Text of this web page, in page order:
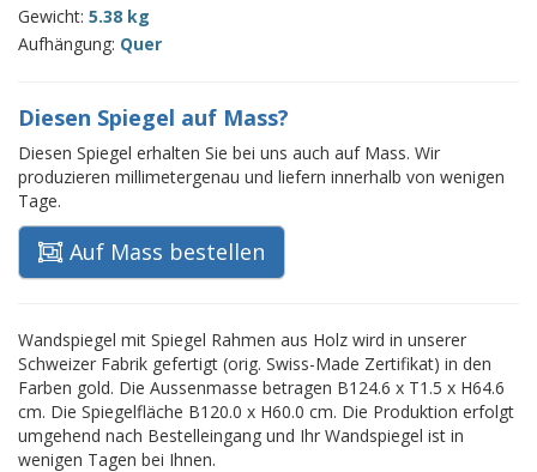
Gewicht: 5.38 kg
Aufhängung: Quer
Diesen Spiegel auf Mass?
Diesen Spiegel erhalten Sie bei uns auch auf Mass. Wir
produzieren millimetergenau und liefern innerhalb von wenigen
Tage.
Auf Mass bestellen
Wandspiegel mit Spiegel Rahmen aus Holz wird in unserer
Schweizer Fabrik gefertigt (orig. Swiss-Made Zertifikat) in den
Farben gold. Die Aussenmasse betragen B124.6 x T1.5 x H64.6
cm. Die Spiegelfläche B120.0 x H60.0 cm. Die Produktion erfolgt
umgehend nach Bestelleingang und Ihr Wandspiegel ist in
wenigen Tagen bei Ihnen.